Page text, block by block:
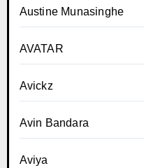
Austine Munasinghe
AVATAR
Avickz
Avin Bandara
Aviya